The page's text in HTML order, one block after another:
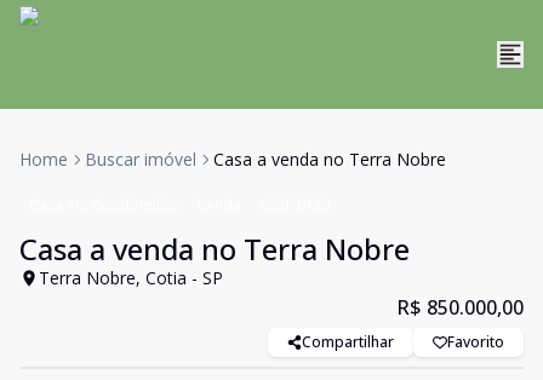
Home Buscar imóvel Casa a venda no Terra Nobre
Casa a venda no Terra Nobre
Terra Nobre, Cotia - SP
R$ 850.000,00
Compartilhar Favorito